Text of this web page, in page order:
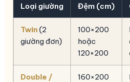
Loại giường Đệm (cm)
Twin(2
giường đơn)
100×200
hoặc
120×200
Double /
160×200